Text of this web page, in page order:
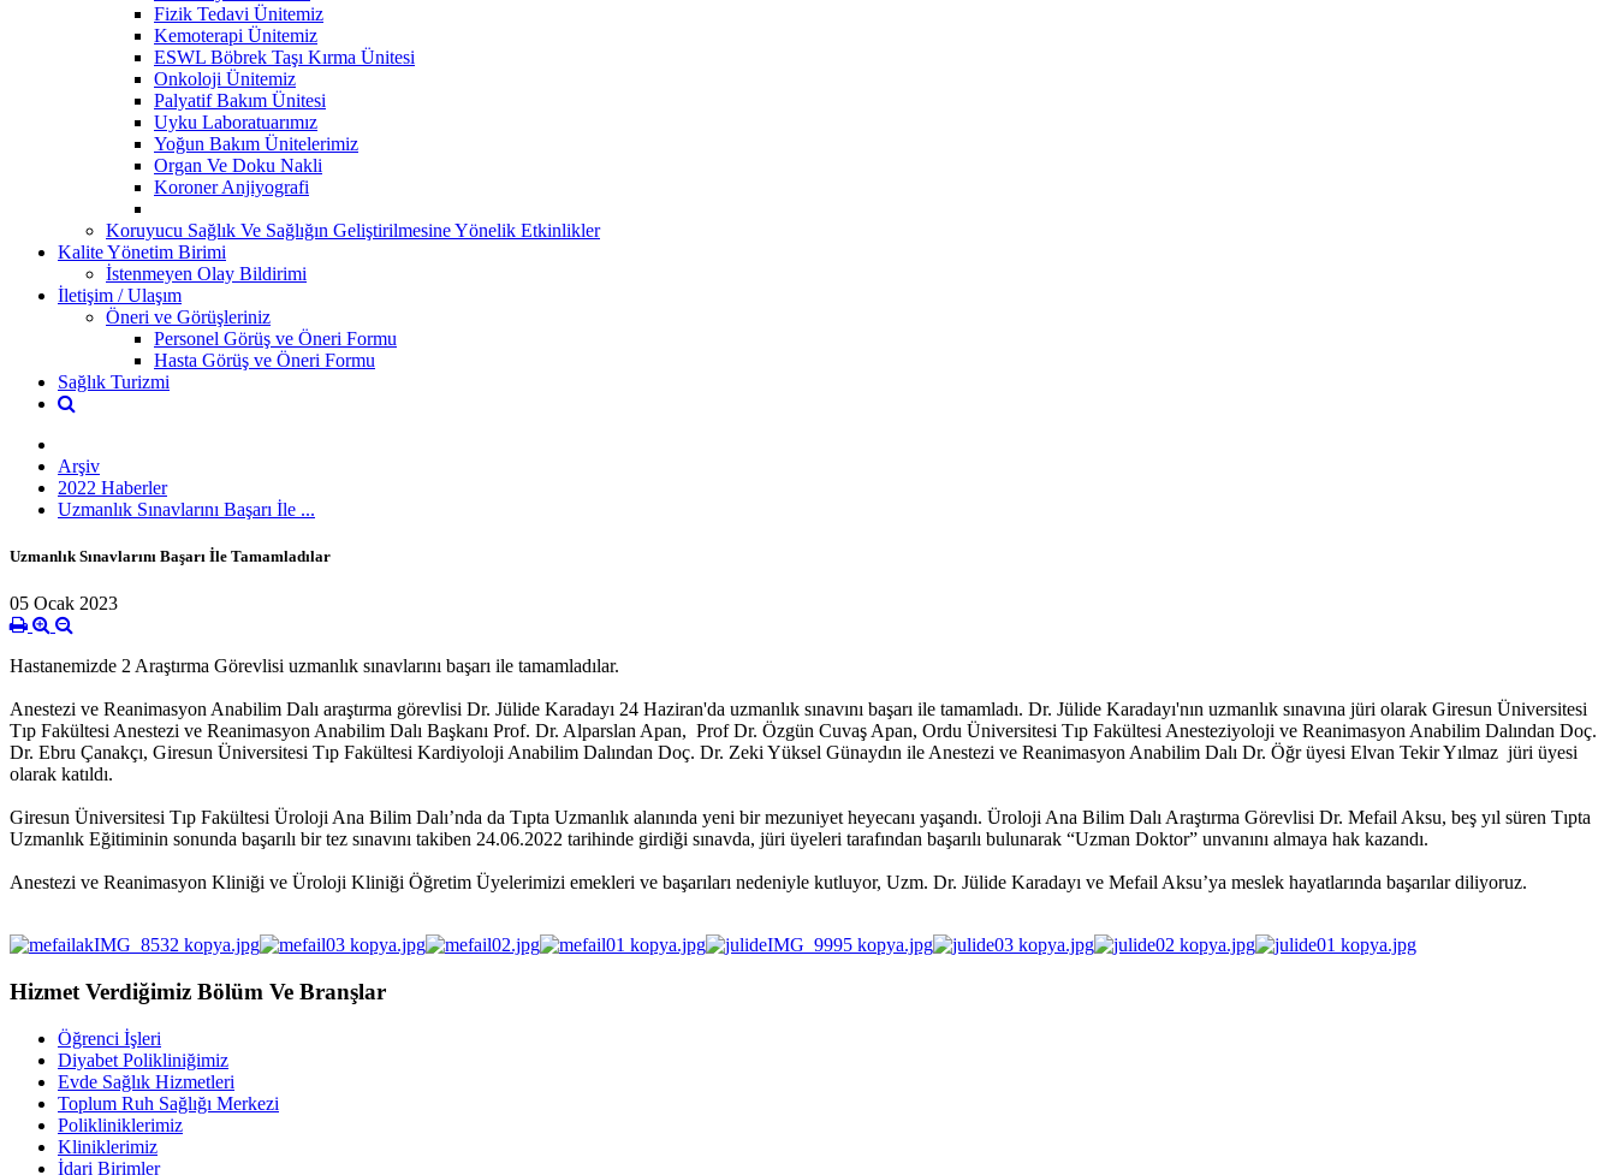
Fizik Tedavi Ünitemiz
Kemoterapi Ünitemiz
ESWL Böbrek Taşı Kırma Ünitesi
Onkoloji Ünitemiz
Palyatif Bakım Ünitesi
Uyku Laboratuarımız
Yoğun Bakım Ünitelerimiz
Organ Ve Doku Nakli
Koroner Anjiyografi
Koruyucu Sağlık Ve Sağlığın Geliştirilmesine Yönelik Etkinlikler
Kalite Yönetim Birimi
İstenmeyen Olay Bildirimi
İletişim / Ulaşım
Öneri ve Görüşleriniz
Personel Görüş ve Öneri Formu
Hasta Görüş ve Öneri Formu
Sağlık Turizmi
Arşiv
2022 Haberler
Uzmanlık Sınavlarını Başarı İle ...
Uzmanlık Sınavlarını Başarı İle Tamamladılar
05 Ocak 2023
Hastanemizde 2 Araştırma Görevlisi uzmanlık sınavlarını başarı ile tamamladılar.
Anestezi ve Reanimasyon Anabilim Dalı araştırma görevlisi Dr. Jülide Karadayı 24 Haziran'da uzmanlık sınavını başarı ile tamamladı. Dr. Jülide Karadayı'nın uzmanlık sınavına jüri olarak Giresun Üniversitesi
Tıp Fakültesi Anestezi ve Reanimasyon Anabilim Dalı Başkanı Prof. Dr. Alparslan Apan, Prof Dr. Özgün Cuvaş Apan, Ordu Üniversitesi Tıp Fakültesi Anesteziyoloji ve Reanimasyon Anabilim Dalından Doç.
Dr. Ebru Çanakçı, Giresun Üniversitesi Tıp Fakültesi Kardiyoloji Anabilim Dalından Doç. Dr. Zeki Yüksel Günaydın ile Anestezi ve Reanimasyon Anabilim Dalı Dr. Öğr üyesi Elvan Tekir Yılmaz jüri üyesi
olarak katıldı.
Giresun Üniversitesi Tıp Fakültesi Üroloji Ana Bilim Dalı’nda da Tıpta Uzmanlık alanında yeni bir mezuniyet heyecanı yaşandı. Üroloji Ana Bilim Dalı Araştırma Görevlisi Dr. Mefail Aksu, beş yıl süren Tıpta
Uzmanlık Eğitiminin sonunda başarılı bir tez sınavını takiben 24.06.2022 tarihinde girdiği sınavda, jüri üyeleri tarafından başarılı bulunarak “Uzman Doktor” unvanını almaya hak kazandı.
Anestezi ve Reanimasyon Kliniği ve Üroloji Kliniği Öğretim Üyelerimizi emekleri ve başarıları nedeniyle kutluyor, Uzm. Dr. Jülide Karadayı ve Mefail Aksu’ya meslek hayatlarında başarılar diliyoruz.
Hizmet Verdiğimiz Bölüm Ve Branşlar
Öğrenci İşleri
Diyabet Polikliniğimiz
Evde Sağlık Hizmetleri
Toplum Ruh Sağlığı Merkezi
Polikliniklerimiz
Kliniklerimiz
İdari Birimler